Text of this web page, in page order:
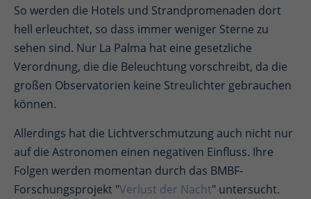
So werden die Hotels und Strandpromenaden dort
hell erleuchtet, so dass immer weniger Sterne zu
sehen sind. Nur La Palma hat eine gesetzliche
Verordnung, die die Beleuchtung vorschreibt, da die
großen Observatorien keine Streulichter gebrauchen
können.
Allerdings hat die Lichtverschmutzung auch nicht nur
auf die Astronomen einen negativen Einfluss. Ihre
Folgen werden momentan durch das BMBF-
Forschungsprojekt "Verlust der Nacht" untersucht.